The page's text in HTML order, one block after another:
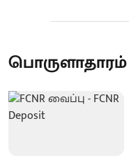
பொருளாதாரம்